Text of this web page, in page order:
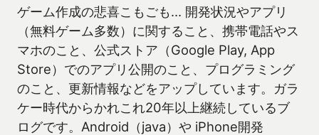
ゲーム作成の悲喜こもごも… 開発状況やアプリ
（無料ゲーム多数）に関すること、携帯電話やス
マホのこと、公式ストア（Google Play, App
Store）でのアプリ公開のこと、プログラミング
のこと、更新情報などをアップしています。ガラ
ケー時代からかれこれ20年以上継続しているブ
ログです。Android（java）や iPhone開発